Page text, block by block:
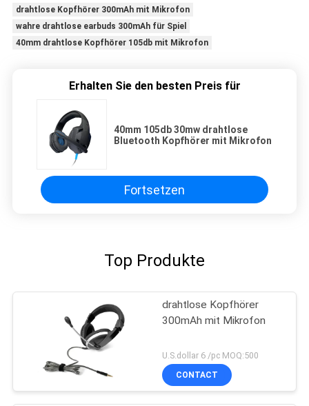
drahtlose Kopfhörer 300mAh mit Mikrofon
wahre drahtlose earbuds 300mAh für Spiel
40mm drahtlose Kopfhörer 105db mit Mikrofon
Erhalten Sie den besten Preis für
40mm 105db 30mw drahtlose
Bluetooth Kopfhörer mit Mikrofon
Fortsetzen
Top Produkte
drahtlose Kopfhörer
300mAh mit Mikrofon
U.S.dollar 6 /pc MOQ:500
CONTACT